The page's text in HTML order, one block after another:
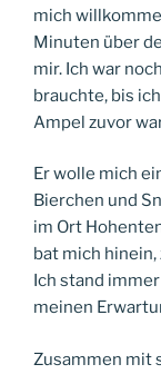
mich
Minuten über
mir. Ich war
brauchte, bis
Ampel zuvor
Er wolle mich
Bierchen und
im Ort
bat mich
Ich stand
meinen
Zusammen mit